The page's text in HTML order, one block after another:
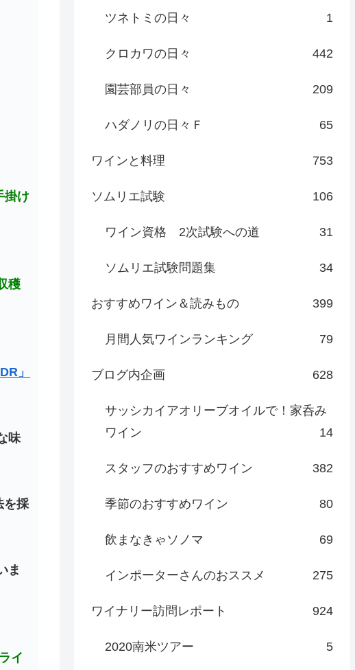
掛け
穫
」
味
を採
ま
イ
ツネトミの日々 1
クロカワの日々 442
園芸部員の日々 209
ハダノリの日々Ｆ 65
ワインと料理 753
ソムリエ試験 106
ワイン資格 2次試験への道 31
ソムリエ試験問題集 34
おすすめワイン＆読みもの 399
月間人気ワインランキング 79
ブログ内企画 628
サッシカイアオリーブオイルで！家呑み
ワイン
14
スタッフのおすすめワイン 382
季節のおすすめワイン 80
飲まなきゃソノマ 69
インポーターさんのおススメ 275
ワイナリー訪問レポート 924
2020南米ツアー 5